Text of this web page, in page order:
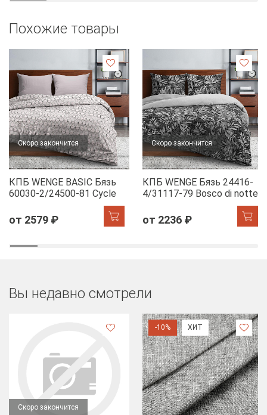
Похожие товары
Скоро закончится
КПБ WENGE BASIC Бязь
60030-2/24500-81 Cycle
от 2579 ₽
Скоро закончится
КПБ WENGE Бязь 24416-
4/31117-79 Bosco di notte
от 2236 ₽
Вы недавно смотрели
Скоро закончится
-10% ХИТ